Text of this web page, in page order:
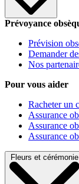
Prévoyance
Prévision
Demander
Nos
Pour vous aider
Racheter un
Assurance
Assurance
Assurance
Fleurs et cérémonie